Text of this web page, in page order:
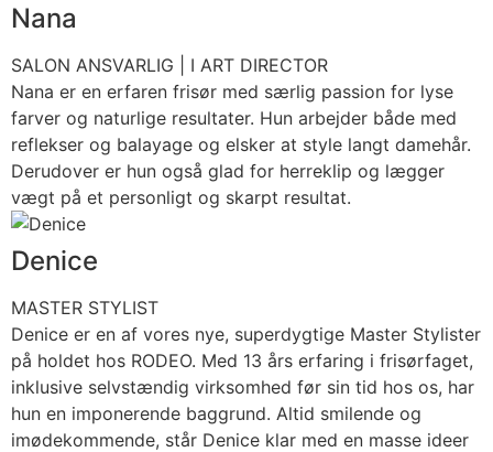
Nana
SALON ANSVARLIG | I ART DIRECTOR
Nana er en erfaren frisør med særlig passion for lyse
farver og naturlige resultater. Hun arbejder både med
reflekser og balayage og elsker at style langt damehår.
Derudover er hun også glad for herreklip og lægger
vægt på et personligt og skarpt resultat.
Denice
MASTER STYLIST
Denice er en af vores nye, superdygtige Master Stylister
på holdet hos RODEO. Med 13 års erfaring i frisørfaget,
inklusive selvstændig virksomhed før sin tid hos os, har
hun en imponerende baggrund. Altid smilende og
imødekommende, står Denice klar med en masse ideer